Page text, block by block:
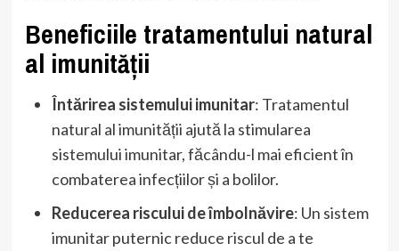
Beneficiile tratamentului natural
al imunității
Întărirea sistemului imunitar: Tratamentul
natural al imunității ajută la stimularea
sistemului imunitar, făcându-l mai eficient în
combaterea infecțiilor și a bolilor.
Reducerea riscului de îmbolnăvire: Un sistem
imunitar puternic reduce riscul de a te